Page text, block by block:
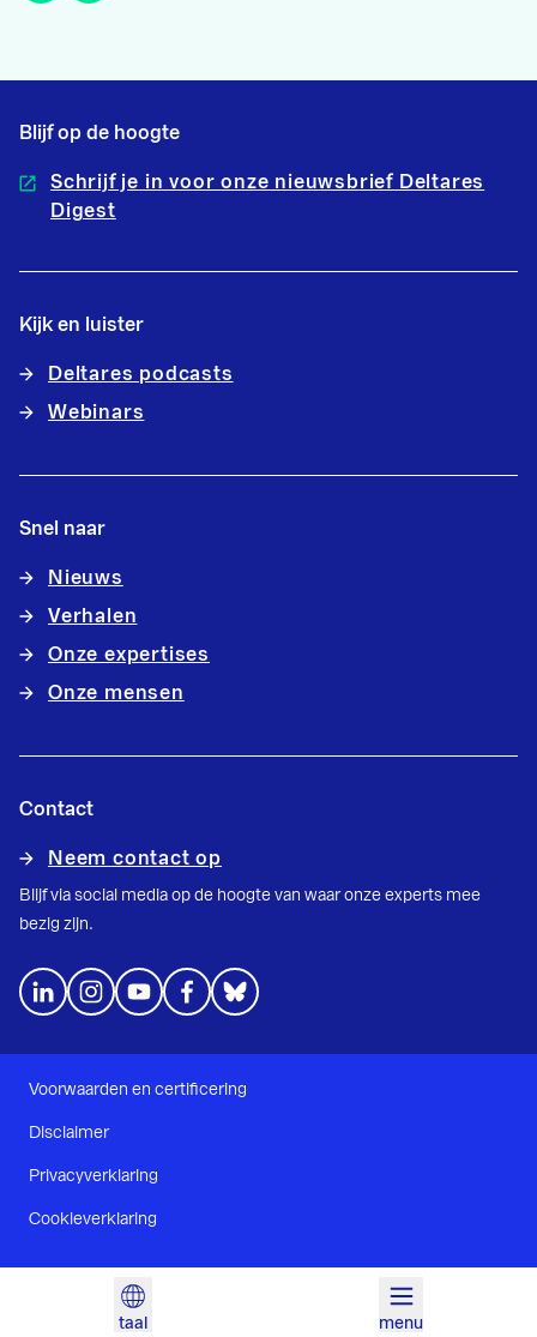
taal menu
Blijf op de hoogte
Schrijf je in voor onze nieuwsbrief Deltares
Digest
Kijk en luister
Deltares podcasts
Webinars
Snel naar
Nieuws
Verhalen
Onze expertises
Onze mensen
Contact
Neem contact op
Blijf via social media op de hoogte van waar onze experts mee
bezig zijn.
Voorwaarden en certificering
Disclaimer
Privacyverklaring
Cookieverklaring